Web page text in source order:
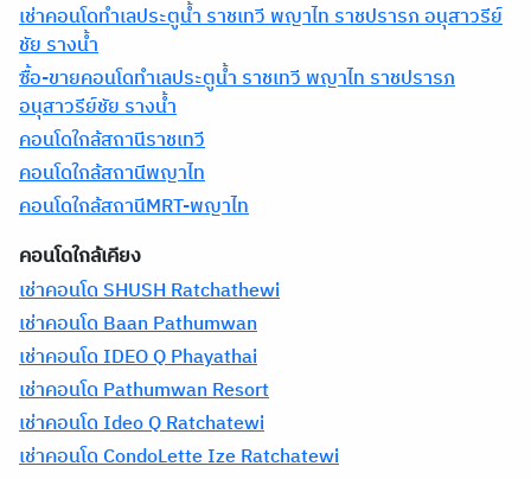
เช่าคอนโดทำเลประตูน้ำ ราชเทวี พญาไท ราชปรารภ อนุสาวรีย์
ชัย รางน้ำ
ซื้อ-ขายคอนโดทำเลประตูน้ำ ราชเทวี พญาไท ราชปรารภ
อนุสาวรีย์ชัย รางน้ำ
คอนโดใกล้สถานีราชเทวี
คอนโดใกล้สถานีพญาไท
คอนโดใกล้สถานีMRT-พญาไท
คอนโดใกล้เคียง
เช่าคอนโด SHUSH Ratchathewi
เช่าคอนโด Baan Pathumwan
เช่าคอนโด IDEO Q Phayathai
เช่าคอนโด Pathumwan Resort
เช่าคอนโด Ideo Q Ratchatewi
เช่าคอนโด CondoLette Ize Ratchatewi